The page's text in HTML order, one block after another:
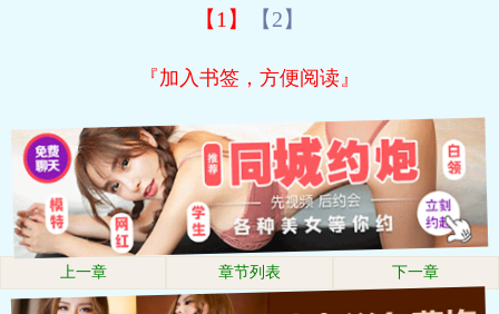
【1】 【2】
『加入书签，方便阅读』
上一章 章节列表 下一章